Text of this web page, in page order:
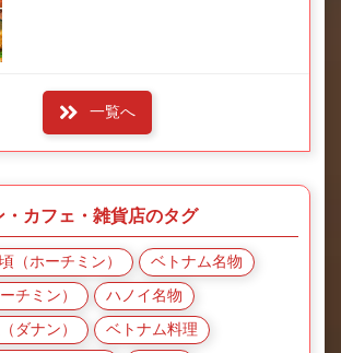
一覧へ
・カフェ・雑貨店のタグ
（ホーチミン） ベトナム名物
チミン） ハノイ名物
ダナン） ベトナム料理